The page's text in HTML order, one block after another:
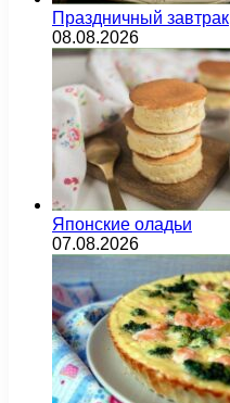
Праздничный завтрак
08.08.2026
Японские оладьи
07.08.2026